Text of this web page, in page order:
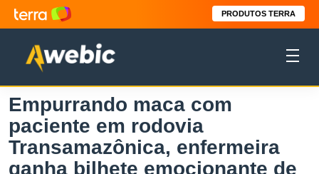
PRODUTOS TERRA
Empurrando maca com
paciente em rodovia
Transamazônica, enfermeira
ganha bilhete emocionante de